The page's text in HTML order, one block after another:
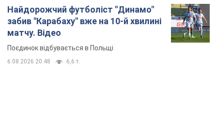
Найдорожчий футболіст "Динамо"
забив "Карабаху" вже на 10-й хвилині
матчу. Відео
Поєдинок відбувається в Польщі
6.08.2026 20:48 6,6 т.